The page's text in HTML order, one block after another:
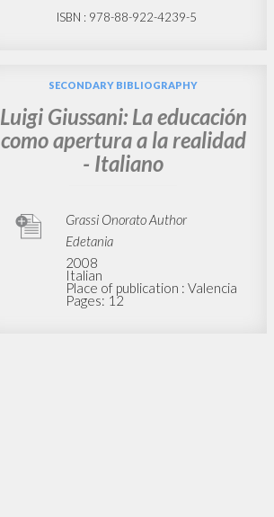
ISBN : 978-88-922-4239-5
SECONDARY BIBLIOGRAPHY
Luigi Giussani: La educación
como apertura a la realidad
- Italiano
Grassi Onorato Author
Edetania
2008
Italian
Place of publication : Valencia
Pages: 12